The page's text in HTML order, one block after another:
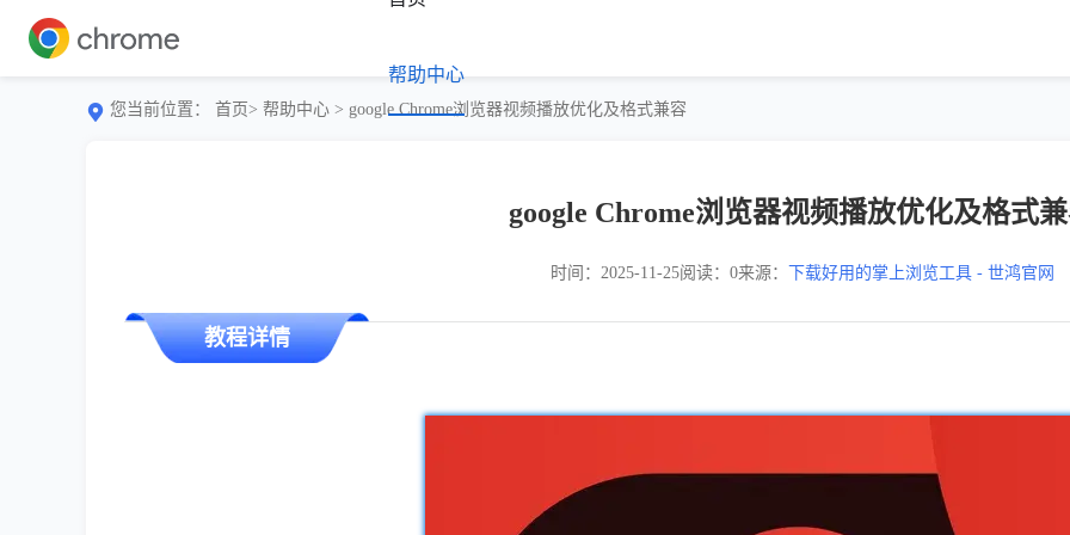
帮助中心
您当前位置： 首页> 帮助中心 > google Chrome浏览器视频播放优化及格式兼容
google Chrome浏览器视频播放优化及格式
时间：2025-11-25阅读：0来源： 下载好用的掌上浏览工具 - 世鸿官网
教程详情